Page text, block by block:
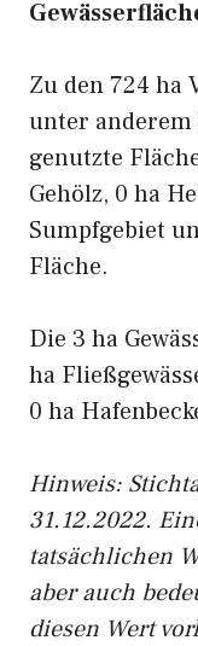
Zu den 724 ha
unter
genutzte
Gehölz, 0 ha
Sumpfgebiet
Fläche.
Die 3 ha
ha
0 ha
Hinweis:
31.12.2022.
tatsächlichen
aber auch
diesen Wert